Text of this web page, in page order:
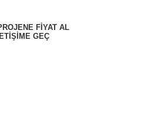
FIYAT AL
GEÇ